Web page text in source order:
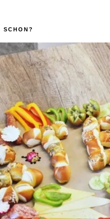
SCHON?